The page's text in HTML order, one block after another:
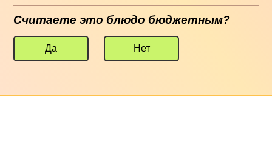
Считаете это блюдо бюджетным?
Да Нет